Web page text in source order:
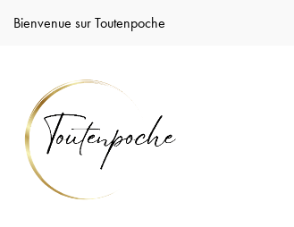
Bienvenue sur Toutenpoche